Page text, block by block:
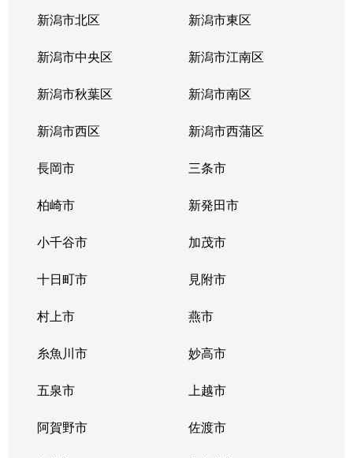
新潟市北区 新潟市東区
新潟市中央区 新潟市江南区
新潟市秋葉区 新潟市南区
新潟市西区 新潟市西蒲区
長岡市 三条市
柏崎市 新発田市
小千谷市 加茂市
十日町市 見附市
村上市 燕市
糸魚川市 妙高市
五泉市 上越市
阿賀野市 佐渡市